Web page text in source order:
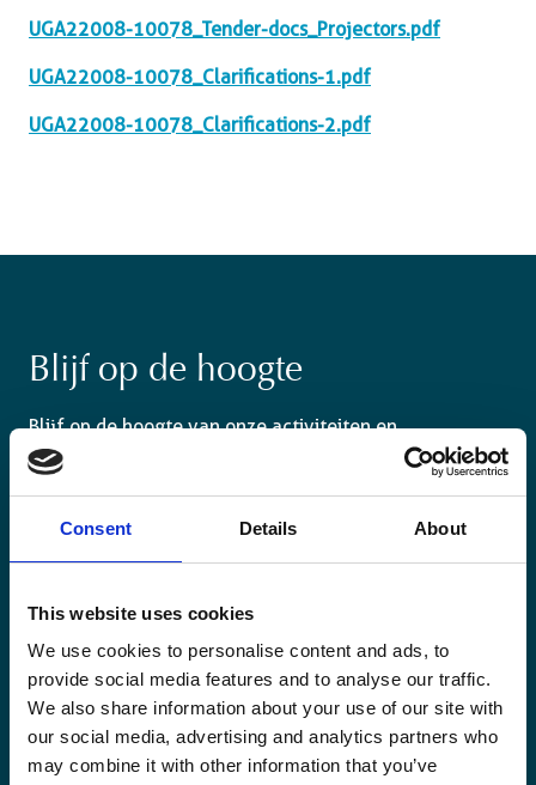
Consent Details About
This website uses cookies
We use cookies to personalise content and ads, to
provide social media features and to analyse our traffic.
We also share information about your use of our site with
our social media, advertising and analytics partners who
may combine it with other information that you’ve
UGA22008-10078_Tender-docs_Projectors.pdf
UGA22008-10078_Clarifications-1.pdf
UGA22008-10078_Clarifications-2.pdf
Blijf op de hoogte
Blijf op de hoogte van onze activiteiten en
internationale ontwikkelingstrends belicht vanuit
Email
(Vereist)
Ja,
ik
Ja, ik schrijf me in.(Vereist)